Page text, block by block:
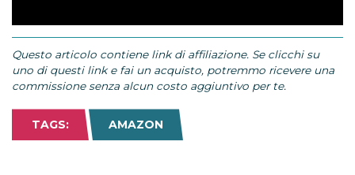
Questo articolo contiene link di affiliazione. Se clicchi su
uno di questi link e fai un acquisto, potremmo ricevere una
commissione senza alcun costo aggiuntivo per te.
TAGS: AMAZON